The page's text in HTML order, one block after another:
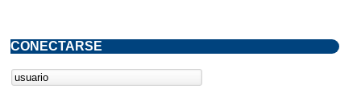
CONECTARSE